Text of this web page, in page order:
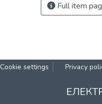
Full item
Cookie settings Privacy